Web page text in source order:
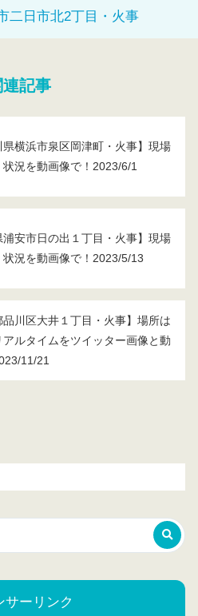
二日市北2丁目・火事
連記事
県横浜市泉区岡津町・火事】現場
状況を動画像で！2023/6/1
浦安市日の出１丁目・火事】現場
状況を動画像で！2023/5/13
品川区大井１丁目・火事】場所は
アルタイムをツイッター画像と動
11/21
サーリンク